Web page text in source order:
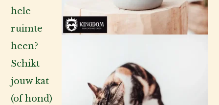
hele
ruimte
heen?
Schikt
jouw kat
(of hond)